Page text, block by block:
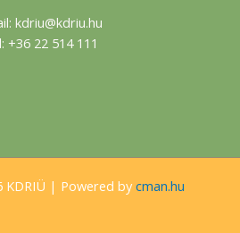
kdriu@kdriu.hu
+36 22 514 111
| Powered by cman.hu